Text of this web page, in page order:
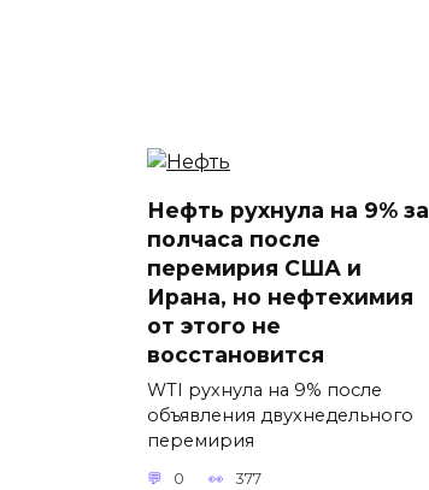
Нефть рухнула на 9% за
полчаса после
перемирия США и
Ирана, но нефтехимия
от этого не
восстановится
WTI рухнула на 9% после
объявления двухнедельного
перемирия
0 377